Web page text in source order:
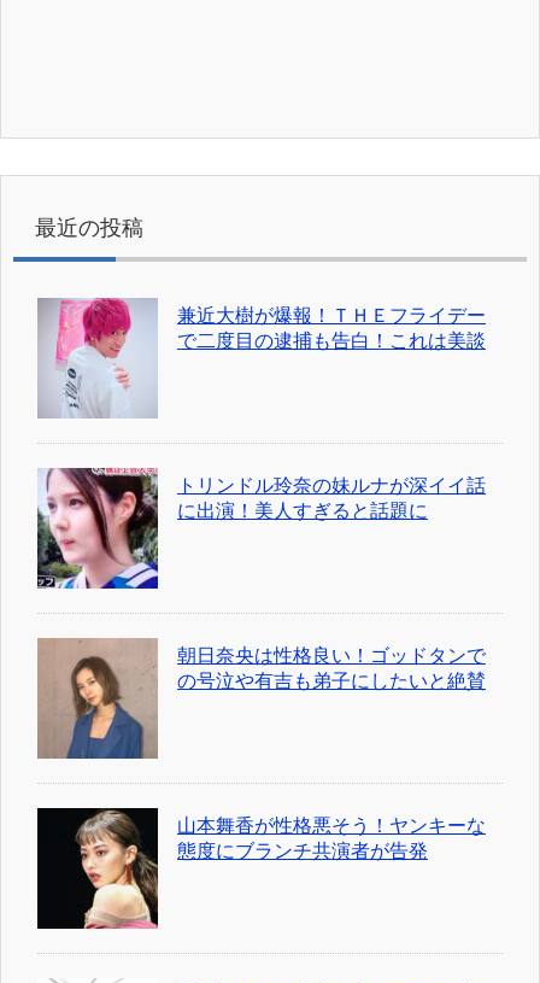
最近の投稿
兼近大樹が爆報！ＴＨＥフライデー
で二度目の逮捕も告白！これは美談
トリンドル玲奈の妹ルナが深イイ話
に出演！美人すぎると話題に
朝日奈央は性格良い！ゴッドタンで
の号泣や有吉も弟子にしたいと絶賛
山本舞香が性格悪そう！ヤンキーな
態度にブランチ共演者が告発